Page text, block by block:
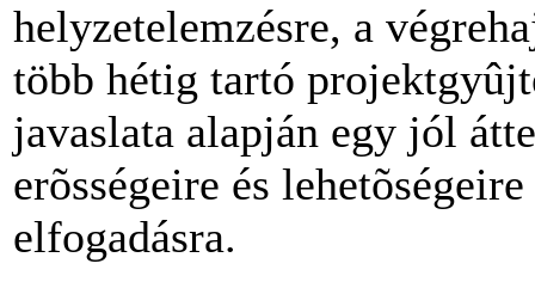
helyzetelemzésre, a
több hétig tartó
javaslata alapján egy jól
erõsségeire és
elfogadásra.